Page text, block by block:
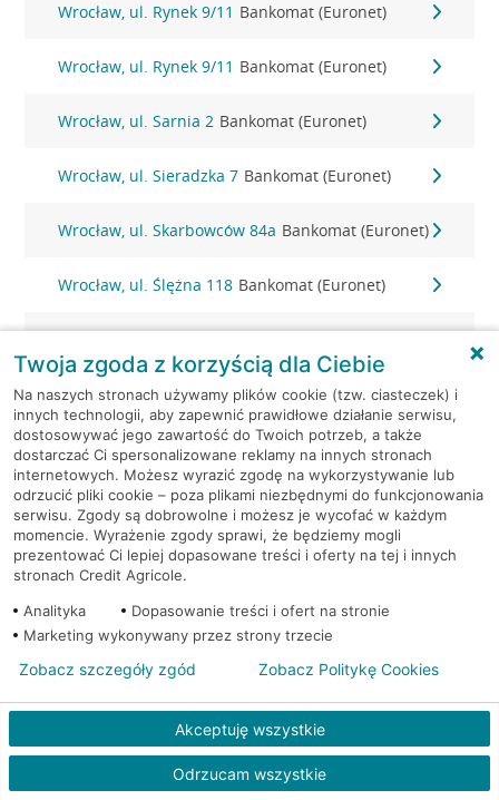
Wrocław, ul. Rynek 9/11 Bankomat (Euronet)
Wrocław, ul. Rynek 9/11 Bankomat (Euronet)
Wrocław, ul. Sarnia 2 Bankomat (Euronet)
Wrocław, ul. Sieradzka 7 Bankomat (Euronet)
Wrocław, ul. Skarbowców 84a Bankomat (Euronet)
Wrocław, ul. Ślężna 118 Bankomat (Euronet)
Wrocław, ul. Solskiego 46-48 Bankomat (Euronet)
Wrocław, ul. Średzka 32/34 Bankomat (Euronet)
Wrocław, ul. Średzka 32/34 Bankomat (Euronet)
Wrocław, ul. Średzka 41 Bankomat (Euronet)
Wrocław, ul. Strachocińska
192
Bankomat
(Euronet)
Wrocław, ul. Strzegomska 206 Bankomat (Euronet)
Twoja zgoda z korzyścią dla Ciebie
Na naszych stronach używamy plików cookie (tzw. ciasteczek) i
innych technologii, aby zapewnić prawidłowe działanie serwisu,
dostosowywać jego zawartość do Twoich potrzeb, a także
dostarczać Ci spersonalizowane reklamy na innych stronach
internetowych. Możesz wyrazić zgodę na wykorzystywanie lub
odrzucić pliki cookie – poza plikami niezbędnymi do funkcjonowania
serwisu. Zgody są dobrowolne i możesz je wycofać w każdym
momencie. Wyrażenie zgody sprawi, że będziemy mogli
prezentować Ci lepiej dopasowane treści i oferty na tej i innych
stronach Credit Agricole.
Analityka
Dopasowanie treści i ofert na stronie
Marketing wykonywany przez strony trzecie
Akceptuję wszystkie
Odrzucam wszystkie
Zobacz szczegóły zgód Zobacz Politykę Cookies